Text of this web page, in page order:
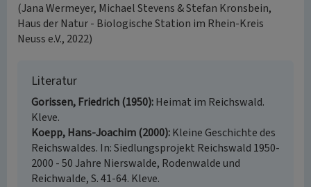
(Jana Wermeyer, Michael Stevens & Stefan Kronsbein,
Haus der Natur - Biologische Station im Rhein-Kreis
Neuss e.V., 2022)
Literatur
Gorissen, Friedrich (1950) Heimat im Reichswald.
Kleve.
Koepp, Hans-Joachim (2000) Kleine Geschichte des
Reichswaldes. In: Siedlungsprojekt Reichswald 1950-
2000 - 50 Jahre Nierswalde, Rodenwalde und
Reichwalde, S. 41-64. Kleve.